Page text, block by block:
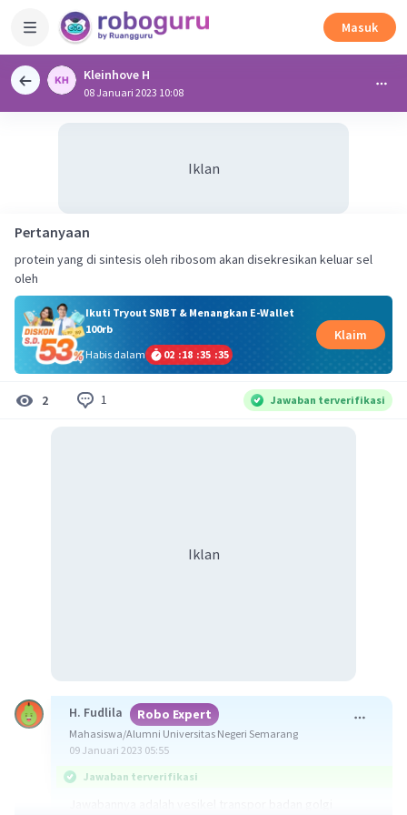
Masuk
Kleinhove H
08 Januari 2023 10:08
Iklan
Pertanyaan
protein yang di sintesis oleh ribosom akan disekresikan keluar sel
oleh
Ikuti Tryout SNBT & Menangkan E-Wallet
100rb
Habis dalam
02 :18 :35 :34
Klaim
2 1 Jawaban terverifikasi
Iklan
H. Fudlila Robo Expert
Mahasiswa/Alumni Universitas Negeri Semarang
09 Januari 2023 05:55
Jawaban terverifikasi